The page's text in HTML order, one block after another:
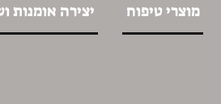
מוצרי טיפוח יצירה אומנות